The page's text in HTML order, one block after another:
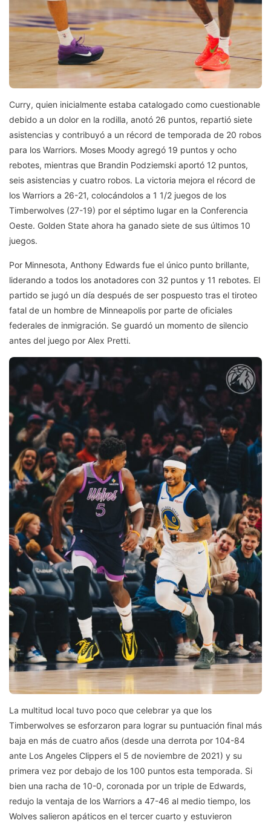
Curry, quien inicialmente estaba catalogado como cuestionable
debido a un dolor en la rodilla, anotó 26 puntos, repartió siete
asistencias y contribuyó a un récord de temporada de 20 robos
para los Warriors. Moses Moody agregó 19 puntos y ocho
rebotes, mientras que Brandin Podziemski aportó 12 puntos,
seis asistencias y cuatro robos. La victoria mejora el récord de
los Warriors a 26-21, colocándolos a 1 1/2 juegos de los
Timberwolves (27-19) por el séptimo lugar en la Conferencia
Oeste. Golden State ahora ha ganado siete de sus últimos 10
juegos.
Por Minnesota, Anthony Edwards fue el único punto brillante,
liderando a todos los anotadores con 32 puntos y 11 rebotes. El
partido se jugó un día después de ser pospuesto tras el tiroteo
fatal de un hombre de Minneapolis por parte de oficiales
federales de inmigración. Se guardó un momento de silencio
antes del juego por Alex Pretti.
La multitud local tuvo poco que celebrar ya que los
Timberwolves se esforzaron para lograr su puntuación final más
baja en más de cuatro años (desde una derrota por 104-84
ante Los Angeles Clippers el 5 de noviembre de 2021) y su
primera vez por debajo de los 100 puntos esta temporada. Si
bien una racha de 10-0, coronada por un triple de Edwards,
redujo la ventaja de los Warriors a 47-46 al medio tiempo, los
Wolves salieron apáticos en el tercer cuarto y estuvieron